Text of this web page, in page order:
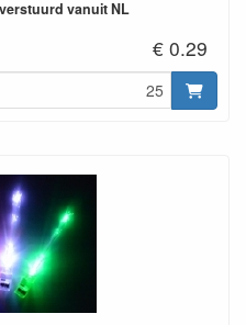
vanuit NL
€ 0.29